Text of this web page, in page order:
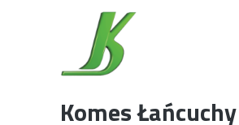
Komes Łańcuchy